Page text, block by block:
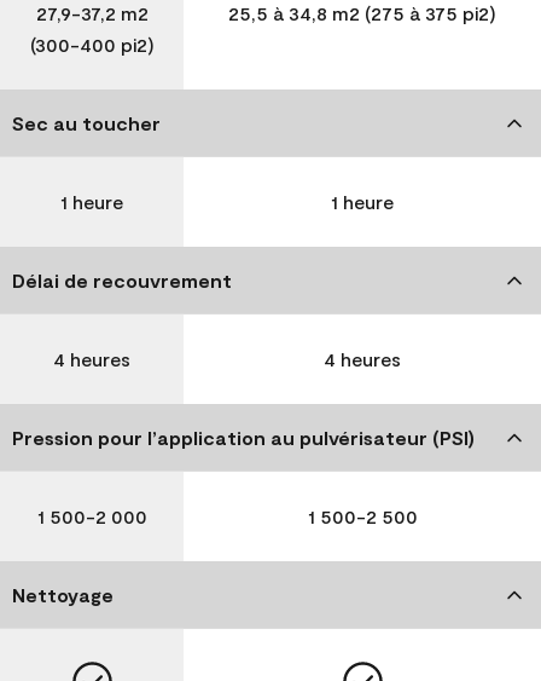
27,9-37,2 m2
(300-400 pi2)
25,5 à 34,8 m2 (275 à 375 pi2)
Sec au toucher
1 heure 1 heure
Délai de recouvrement
4 heures 4 heures
Pression pour l’application au pulvérisateur (PSI)
1 500-2 000 1 500-2 500
Nettoyage